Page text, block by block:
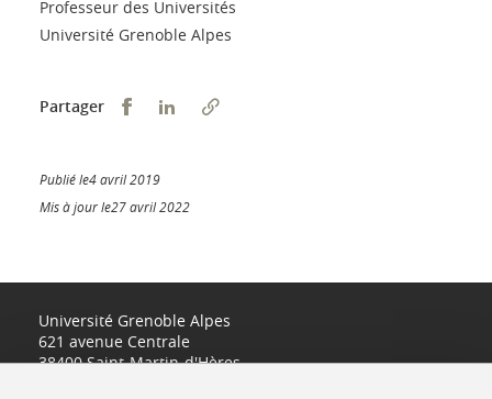
Professeur des Universités
Université Grenoble Alpes
Partager Partager sur Facebook
Partager sur LinkedIn
Publié le4 avril 2019
Mis à jour le27 avril 2022
Université Grenoble Alpes
621 avenue Centrale
38400 Saint-Martin-d'Hères